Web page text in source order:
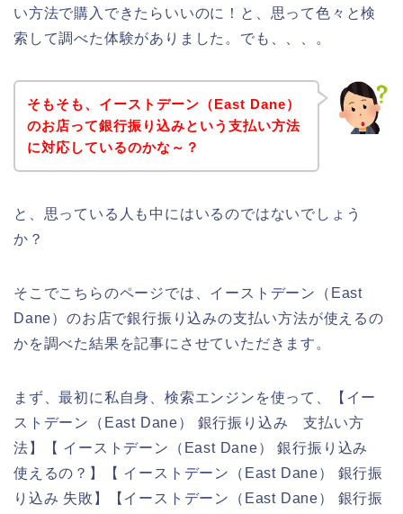
い方法で購入できたらいいのに！と、思って色々と検
索して調べた体験がありました。でも、、、。
そもそも、イーストデーン（East Dane）
のお店って銀行振り込みという支払い方法
に対応しているのかな～？
と、思っている人も中にはいるのではないでしょう
か？
そこでこちらのページでは、イーストデーン（East
Dane）のお店で銀行振り込みの支払い方法が使えるの
かを調べた結果を記事にさせていただきます。
まず、最初に私自身、検索エンジンを使って、【イー
ストデーン（East Dane） 銀行振り込み 支払い方
法】【 イーストデーン（East Dane） 銀行振り込み
使えるの？】【 イーストデーン（East Dane） 銀行振
り込み 失敗】【イーストデーン（East Dane） 銀行振